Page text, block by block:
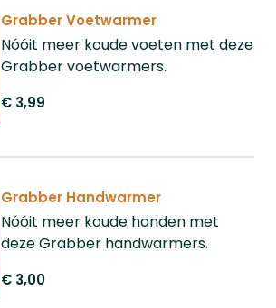
Grabber Voetwarmer
Nóóit meer koude voeten met deze
Grabber voetwarmers.
€ 3,99
Grabber Handwarmer
Nóóit meer koude handen met
deze Grabber handwarmers.
€ 3,00